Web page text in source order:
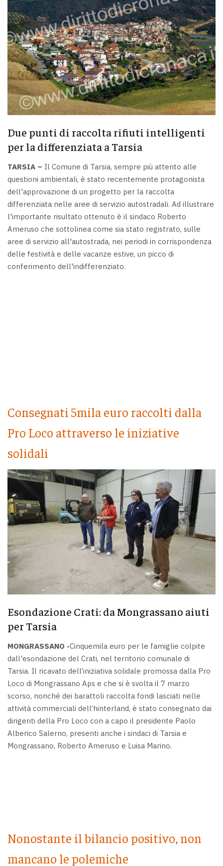
Due punti di raccolta rifiuti intelligenti
per la differenziata a Tarsia
TARSIA – Il Comune di Tarsia, sempre più attento alle
questioni ambientali, è stato recentemente protagonista
dell'approvazione di un progetto per la raccolta
differenziata nelle aree di servizio autostradali. Ad illustrare
l'importante risultato ottenuto è il sindaco Roberto
Ameruso che sottolinea come sia stato registrato, sulle
aree di servizio all'autostrada, nei periodi in corrispondenza
delle festività e delle vacanze estive, un picco di
conferimento dell'indifferenziato.
Consegnati 5mila euro raccolti dalla
Pro Loco attraverso le iniziative
solidali
Esondazione Crati: da Mongrassano aiuti
per Tarsia
MONGRASSANO -Cinquemila euro per le famiglie colpite
dall'esondazione del Crati, nel territorio comunale di
Tarsia. Il ricavato dell’iniziativa solidale promossa dalla Pro
Loco di Mongrassano Aps e che si è svolta il 7 marzo
scorso, nonché dei barattoli raccolta fondi lasciati nelle
attività commerciali dell’hinterland, è stato consegnato dai
dirigenti della Pro Loco con a capo il presidente Paolo
Alberico Salerno, presenti anche i sindaci di Tarsia e
Mongrassano, Roberto Ameruso e Luisa Marino.
Nonostante il bilancio positivo, non
mancano le polemiche